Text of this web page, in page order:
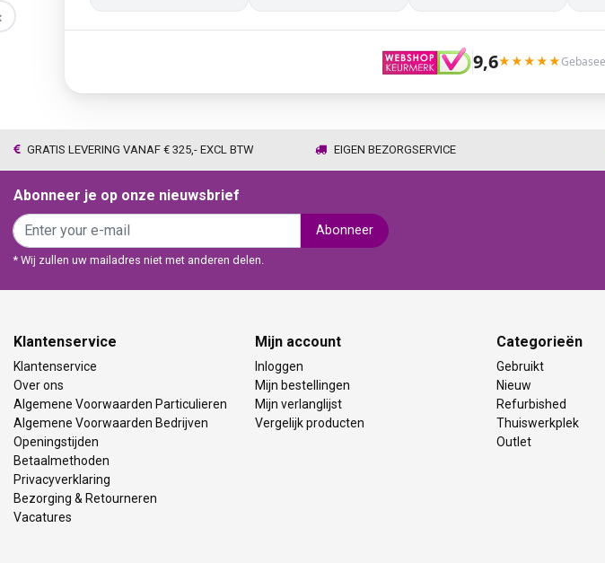
zodat we geen beuken
met eiken door elkaar
wij dit vooraf gemeld),
maar dat ging zonder
9,6★★★★★
GRATIS LEVERING VANAF € 325,- EXCL BTW EIGEN BEZORGSERVICE
Abonneer je op onze nieuwsbrief
Abonneer
* Wij zullen uw mailadres niet met anderen delen.
Klantenservice
Klantenservice
Over ons
Algemene Voorwaarden Particulieren
Algemene Voorwaarden Bedrijven
Openingstijden
Betaalmethoden
Privacyverklaring
Bezorging & Retourneren
Vacatures
Mijn account
Inloggen
Mijn bestellingen
Mijn verlanglijst
Vergelijk producten
Categorieën
Gebruikt
Nieuw
Refurbished
Thuiswerkplek
Outlet